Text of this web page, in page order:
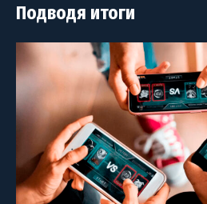
Подводя итоги